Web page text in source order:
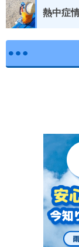
熱中症